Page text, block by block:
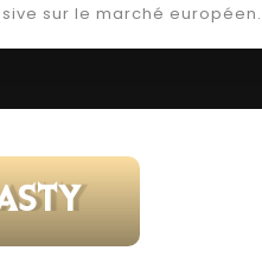
sur le marché européen.